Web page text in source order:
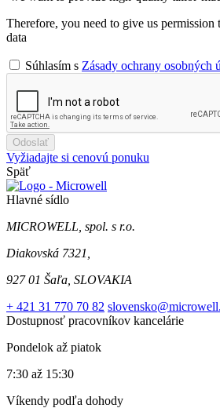
Therefore, you need to give us permission
data
Súhlasím s Zásady ochrany osobných
Odoslať
Vyžiadajte si cenovú ponuku
Späť
Hlavné sídlo
MICROWELL, spol. s r.o.
Diakovská 7321,
927 01 Šaľa, SLOVAKIA
+ 421 31 770 70 82
Dostupnosť pracovníkov kancelárie
Pondelok až piatok
7:30 až 15:30
Víkendy podľa dohody